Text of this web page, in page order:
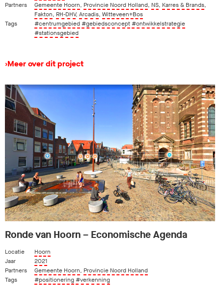
Partners
Gemeente Hoorn, Provincie Noord Holland, NS, Karres & Brands,
Fakton, RH-DHV, Arcadis, Witteveen+Bos
Tags
#centrumgebied#gebiedsconcept#ontwikkelstrategie
#stationsgebied
›Meer over dit project
Ronde van Hoorn – Economische Agenda
Locatie
Hoorn
Jaar
2021
Partners
Gemeente Hoorn, Provincie Noord Holland
Tags
#positionering#verkenning